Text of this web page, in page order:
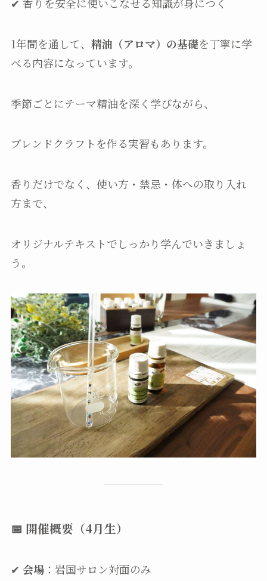
1年間を通して、 精油（アロマ）の基礎を丁寧に学
べる内容になっています。
季節ごとにテーマ精油を深く学びながら、
ブレンドクラフトを作る実習もあります。
香りだけでなく、使い方・禁忌・体への取り入れ
方まで、
オリジナルテキストでしっかり学んでいきましょ
う。
📅 開催概要（4月生）
✔ 会場：岩国サロン対面のみ